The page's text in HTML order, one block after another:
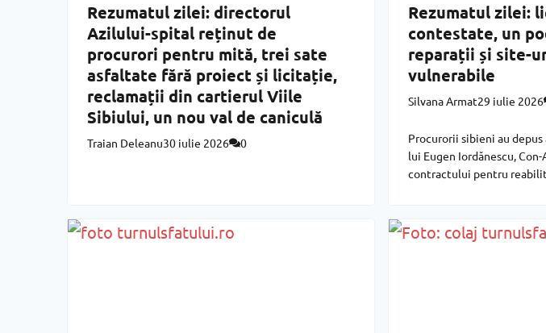
Rezumatul zilei: directorul
Azilului-spital reținut de
procurori pentru mită, trei sate
asfaltate fără proiect și licitație,
reclamații din cartierul Viile
Sibiului, un nou val de caniculă
Traian Deleanu30 iulie 2026 0
Rezumatul zilei:
contestate, un
reparații și site-
vulnerabile
Silvana Armat29 iulie 2026
Procurorii sibieni au
lui Eugen Iordănescu,
contractului pentru
site-uri atât de vulnerabile